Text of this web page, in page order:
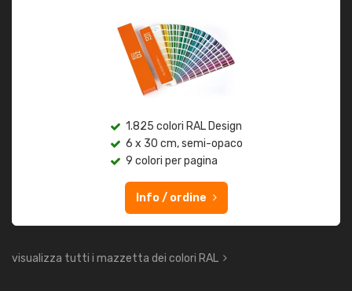
1.825 colori RAL Design
6 x 30 cm, semi-opaco
9 colori per pagina
Info / ordine
visualizza tutti i mazzetta dei colori RAL